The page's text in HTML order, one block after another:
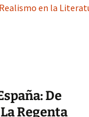
en la
De
Regenta